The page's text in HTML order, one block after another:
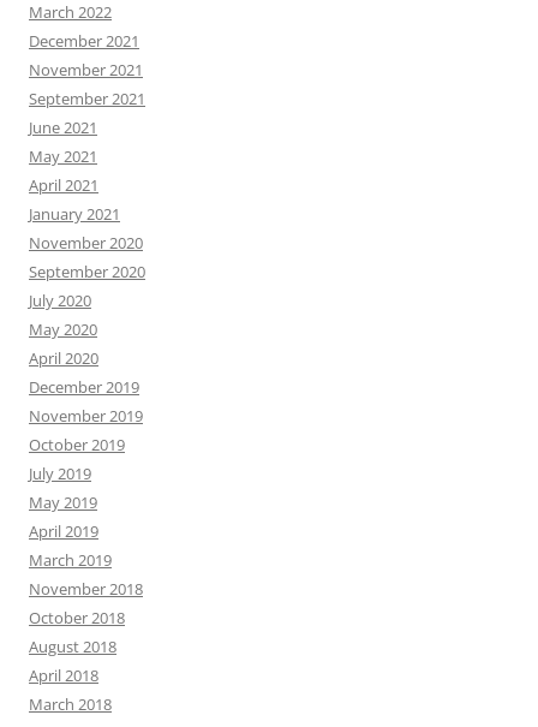
March 2022
December 2021
November 2021
September 2021
June 2021
May 2021
April 2021
January 2021
November 2020
September 2020
July 2020
May 2020
April 2020
December 2019
November 2019
October 2019
July 2019
May 2019
April 2019
March 2019
November 2018
October 2018
August 2018
April 2018
March 2018